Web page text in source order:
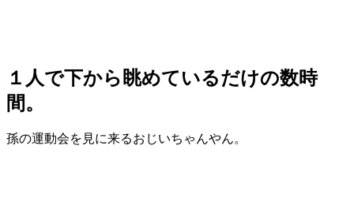
１人で下から眺めているだけの数時
間。
孫の運動会を見に来るおじいちゃんやん。